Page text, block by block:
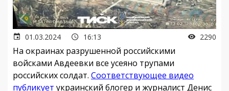
01.03.2024 16:13 2290
На окраинах разрушенной российскими
войсками Авдеевки все усеяно трупами
российских солдат. Соответствующее видео
публикует украинский блогер и журналист Денис